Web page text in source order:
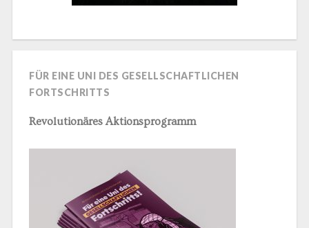
FÜR EINE UNI DES GESELLSCHAFTLICHEN
FORTSCHRITTS
Revolutionäres Aktionsprogramm